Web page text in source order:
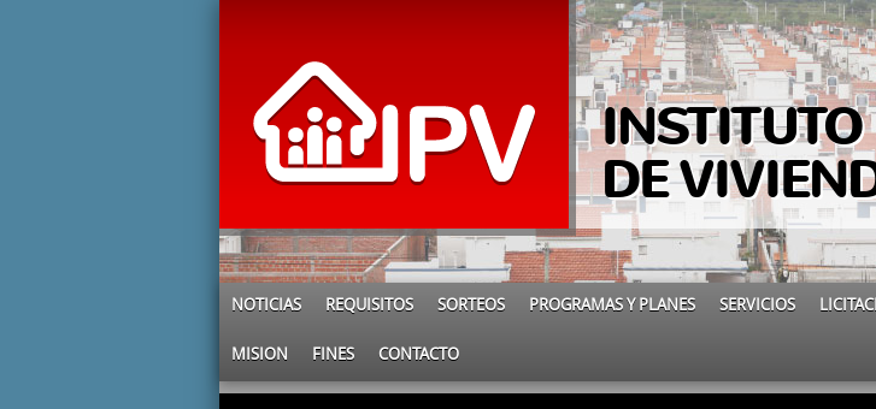
DE
NOTICIAS REQUISITOS SORTEOS PROGRAMAS Y PLANES SERVICIOS
MISION FINES CONTACTO